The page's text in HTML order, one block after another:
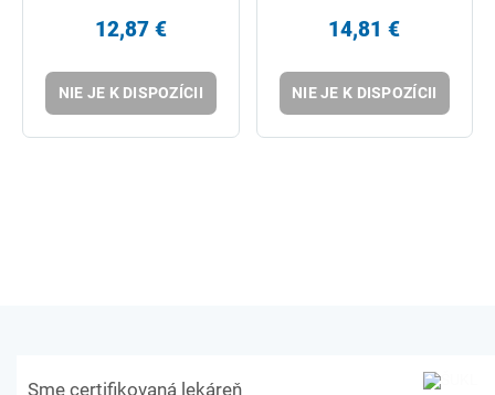
12,87 €
NIE JE K DISPOZÍCII
14,81 €
NIE JE K DISPOZÍCII
Sme certifikovaná lekáreň